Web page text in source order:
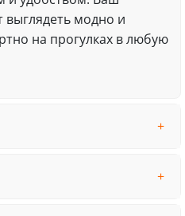
выглядеть модно и
на прогулках в любую